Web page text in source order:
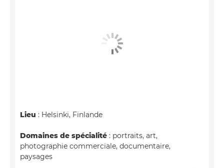
Lieu : Helsinki, Finlande
Domaines de spécialité : portraits, art,
photographie commerciale, documentaire,
paysages